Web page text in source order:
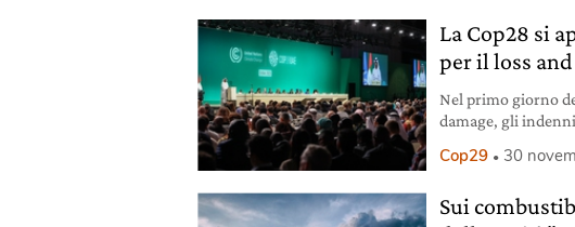
La Cop28 si
per il loss
Nel primo giorno
damage, gli
Cop29 30
Sui